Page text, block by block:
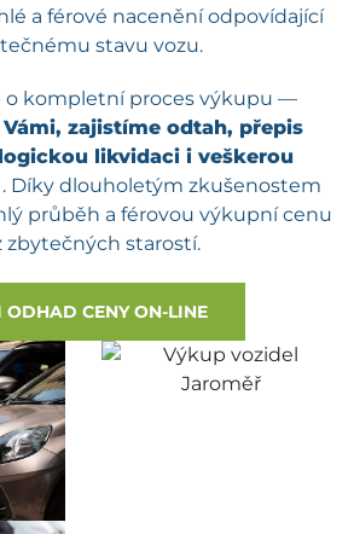
a férové nacenění odpovídající
stavu vozu.
o kompletní proces výkupu —
zajistíme odtah, přepis
likvidaci i veškerou
. Díky dlouholetým zkušenostem
průběh a férovou výkupní cenu
zbytečných starostí.
ODHAD CENY ON-LINE